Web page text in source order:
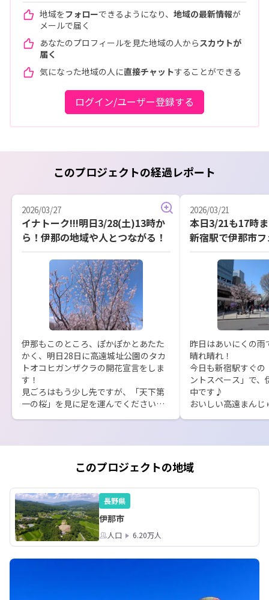
地域をフォローできるようになり、 地域の最新情報が
メールで届く
あなたのプロフィールを見た地域の人から スカウトが
届く
気になった地域の人に直接チャットすることができる
ログイン/ユーザー登録する
このプロジェクトの経過レポート
2026/03/27
イナトーク!!!明日3/28(土)13時か
ら！伊那の地域や人とつながる！
伊那もこのところ、ぽかぽかとあたた
かく、明日28日に高遠城址公園のタカ
トオコヒガンザクラの開花宣言をしま
す！
見ごろはもう少し先ですが、「天下第
一の桜」を見に足を運んでくださいね
2回目の「イナトーク!!!」開催します!!!
移住検討されている方、地元の方、す
でに移住した方が交流できる座談会で
す。
https://smout.jp/plans/27555
ぜひ、ご参加ください！事前申し込み
は、こちらから↓↓↓
https://docs.google.com/forms/d/1g
2026/03/21
本日3/21も17時
新宿駅で伊那市
昨日はあいにくの雨
晴れ晴れ！
今日も新宿駅すぐの
ントスペース」で
中です♪
おいしい高遠まん
もちろん、移住相談
がりをつくりたい方
内。
このプロジェクトの地域
長野県
伊那市
人口 6.20万人